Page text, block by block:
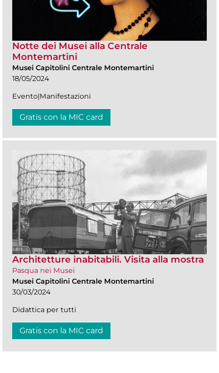
Notte dei Musei alla Centrale
Montemartini
Musei Capitolini Centrale Montemartini
18/05/2024
Evento|Manifestazioni
Gratis con la MIC card
Architetture inabitabili. Visita alla mostra
Pasqua nei Musei
Musei Capitolini Centrale Montemartini
30/03/2024
Didattica per tutti
Gratis con la MIC card